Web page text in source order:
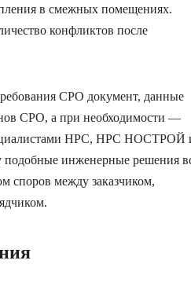
в смежных помещениях.
конфликтов после
СРО документ, данные
СРО, а при необходимости —
НРС, НРС НОСТРОЙ
инженерные решения
споров между заказчиком,